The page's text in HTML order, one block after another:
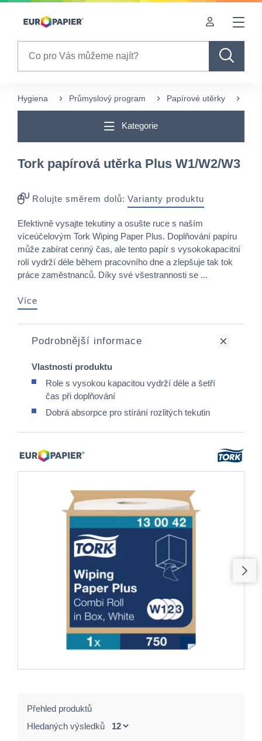
Table Of Content
Hygiena Průmyslový program Papírové utěrky
Kategorie
Tork papírová utěrka Plus W1/W2/W3
Rolujte směrem dolů: Varianty produktu
Efektivně vysajte tekutiny a osušte ruce s naším
víceúčelovým Tork Wiping Paper Plus. Doplňování papíru
může zabírat cenný čas, ale tento papír s vysokokapacitní
rolí vydrží déle během pracovního dne a zlepšuje tak tok
práce zaměstnanců. Díky své všestrannosti se ...
Více
Podrobnější informace
Vlastnosti produktu
Role s vysokou kapacitou vydrží déle a šetří
čas při doplňování
Dobrá absorpce pro stírání rozlitých tekutin
Přehled produktů
Hledaných výsledků